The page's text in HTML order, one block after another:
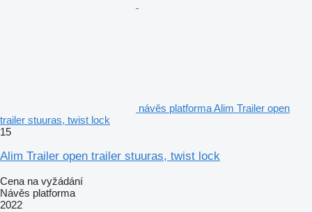
návěs platforma Alim Trailer open
trailer stuuras, twist lock
15
Alim Trailer open trailer stuuras, twist lock
Cena na vyžádání
Návěs platforma
2022